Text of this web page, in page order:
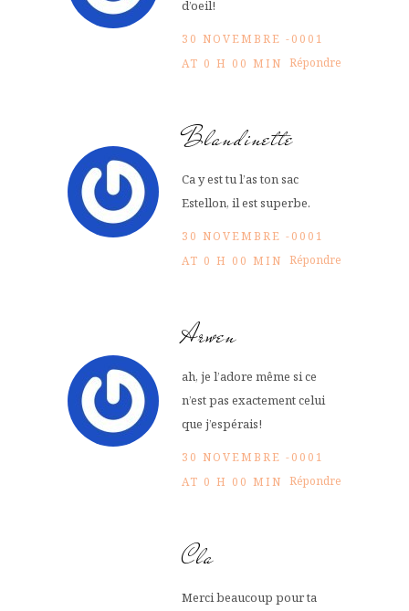
d’oeil!
30 NOVEMBRE -0001
AT 0 H 00 MIN Répondre
Blandinette
Ca y est tu l’as ton sac
Estellon, il est superbe.
30 NOVEMBRE -0001
AT 0 H 00 MIN Répondre
Arwen
ah, je l’adore même si ce
n’est pas exactement celui
que j’espérais!
30 NOVEMBRE -0001
AT 0 H 00 MIN Répondre
Cla
Merci beaucoup pour ta